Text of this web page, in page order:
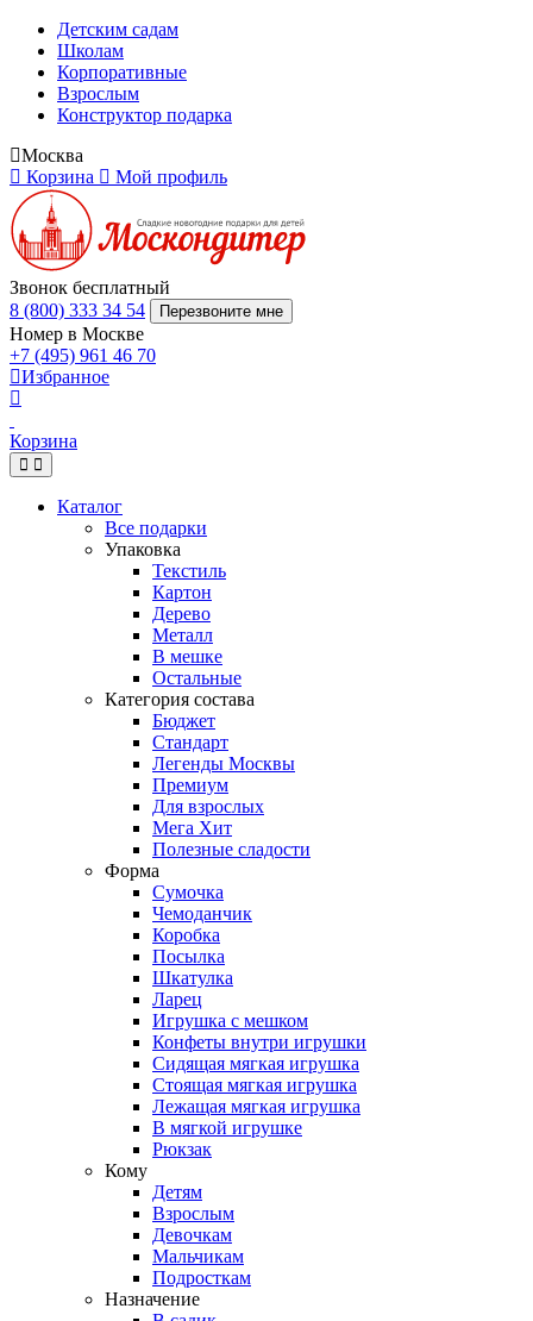
Детским садам
Школам
Корпоративные
Взрослым
Конструктор подарка
Москва
Корзина
Мой профиль
Звонок бесплатный
8 (800) 333 34 54
Перезвоните мне
Номер в Москве
+7 (495) 961 46 70
Избранное
Корзина
Каталог
Все подарки
Упаковка
Текстиль
Картон
Дерево
Металл
В мешке
Остальные
Категория состава
Бюджет
Стандарт
Легенды Москвы
Премиум
Для взрослых
Мега Хит
Полезные сладости
Форма
Сумочка
Чемоданчик
Коробка
Посылка
Шкатулка
Ларец
Игрушка с мешком
Конфеты внутри игрушки
Сидящая мягкая игрушка
Стоящая мягкая игрушка
Лежащая мягкая игрушка
В мягкой игрушке
Рюкзак
Кому
Детям
Взрослым
Девочкам
Мальчикам
Подросткам
Назначение